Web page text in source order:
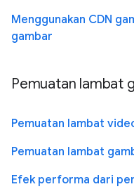
Menggunakan CDN
gambar
Pemuatan lambat
Pemuatan lambat
Pemuatan lambat
Efek performa dari